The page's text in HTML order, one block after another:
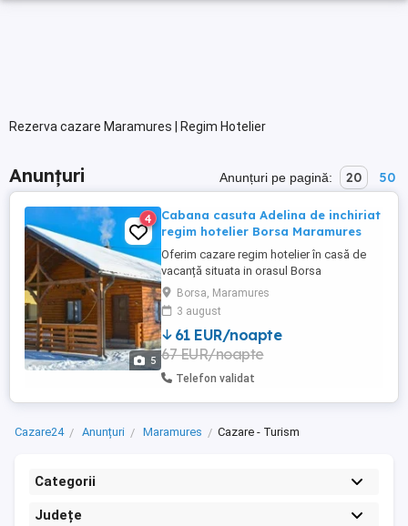
Rezerva cazare Maramures | Regim Hotelier
Anunțuri Anunțuri pe pagină: 20 50
5
4
Cabana casuta Adelina de inchiriat
regim hotelier Borsa Maramures
Oferim cazare regim hotelier în casă de
vacanță situata in orasul Borsa
Maramures.Cabana are 1 dormitor
matrimonial, living cu canapea extensibila,
bucătărie utilată complet si baie.
Capacitate maximă 4-5 persoane. Se
inchriaza complet. Pentru o experiență
superbă avem ciubăr cu hidromasaj și
luminițe ...
Borsa, Maramures
3 august
61 EUR/noapte
67 EUR/noapte
Telefon validat
Cazare24 Anunțuri Maramures Cazare - Turism
Categorii
Județe